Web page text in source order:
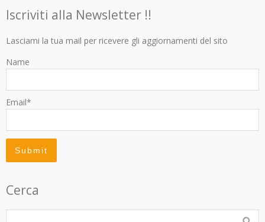
Iscriviti alla Newsletter !!
Lasciami la tua mail per ricevere gli aggiornamenti del sito
Name
Email*
Cerca